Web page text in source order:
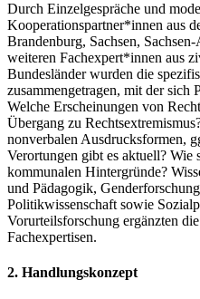
Durch Einzelgespräche und
Kooperationspartner*innen aus
Brandenburg, Sachsen,
weiteren Fachexpert*innen aus
Bundesländer wurden die
zusammengetragen, mit der
Welche Erscheinungen von
Übergang zu
nonverbalen Ausdrucksformen,
Verortungen gibt es aktuell? Wie
kommunalen Hintergründe?
und Pädagogik,
Politikwissenschaft sowie
Vorurteilsforschung ergänzten
Fachexpertisen.
2. Handlungskonzept